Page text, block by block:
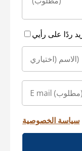
سياسة الخصوصية